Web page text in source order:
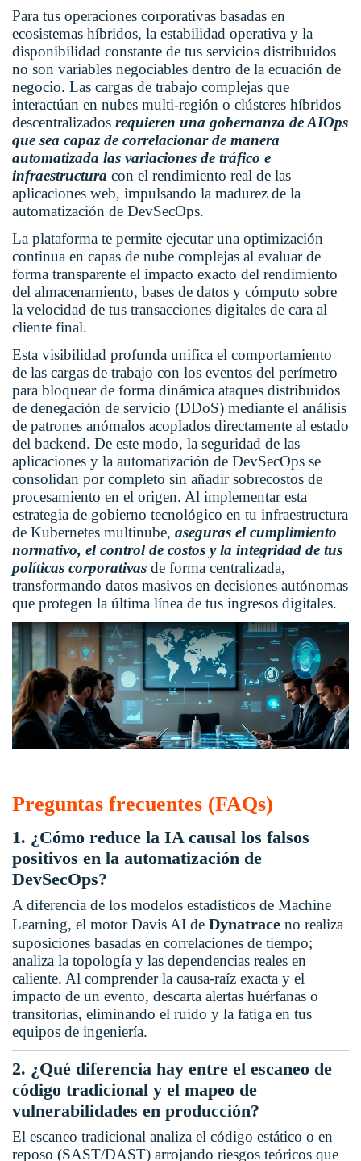
Para tus operaciones corporativas basadas en
ecosistemas híbridos, la estabilidad operativa y la
disponibilidad constante de tus servicios distribuidos
no son variables negociables dentro de la ecuación de
negocio. Las cargas de trabajo complejas que
interactúan en nubes multi-región o clústeres híbridos
descentralizados requieren una gobernanza de AIOps
que sea capaz de correlacionar de manera
automatizada las variaciones de tráfico e
infraestructura con el rendimiento real de las
aplicaciones web, impulsando la madurez de la
automatización de DevSecOps.
La plataforma te permite ejecutar una optimización
continua en capas de nube complejas al evaluar de
forma transparente el impacto exacto del rendimiento
del almacenamiento, bases de datos y cómputo sobre
la velocidad de tus transacciones digitales de cara al
cliente final.
Esta visibilidad profunda unifica el comportamiento
de las cargas de trabajo con los eventos del perímetro
para bloquear de forma dinámica ataques distribuidos
de denegación de servicio (DDoS) mediante el análisis
de patrones anómalos acoplados directamente al estado
del backend. De este modo, la seguridad de las
aplicaciones y la automatización de DevSecOps se
consolidan por completo sin añadir sobrecostos de
procesamiento en el origen. Al implementar esta
estrategia de gobierno tecnológico en tu infraestructura
de Kubernetes multinube, aseguras el cumplimiento
normativo, el control de costos y la integridad de tus
políticas corporativas de forma centralizada,
transformando datos masivos en decisiones autónomas
que protegen la última línea de tus ingresos digitales.
Preguntas frecuentes (FAQs)
1. ¿Cómo reduce la IA causal los falsos
positivos en la automatización de
DevSecOps?
A diferencia de los modelos estadísticos de Machine
Learning, el motor Davis AI de Dynatrace no realiza
suposiciones basadas en correlaciones de tiempo;
analiza la topología y las dependencias reales en
caliente. Al comprender la causa-raíz exacta y el
impacto de un evento, descarta alertas huérfanas o
transitorias, eliminando el ruido y la fatiga en tus
equipos de ingeniería.
2. ¿Qué diferencia hay entre el escaneo de
código tradicional y el mapeo de
vulnerabilidades en producción?
El escaneo tradicional analiza el código estático o en
reposo (SAST/DAST) arrojando riesgos teóricos que